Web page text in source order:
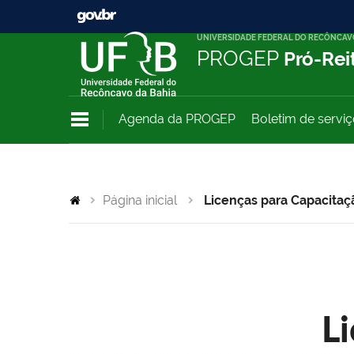
UNIVERSIDADE FEDERAL DO
PROGEP Pró-
Agenda da PROGEP Boletim de
Página inicial Licenças para